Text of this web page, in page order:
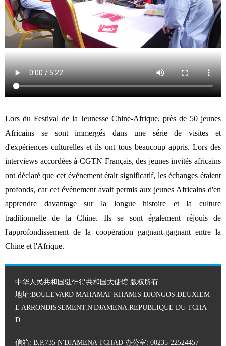
Lors du Festival de la Jeunesse Chine-Afrique, près de 50 jeunes
Africains se sont immergés dans une série de visites et
d'expériences culturelles et ils ont tous beaucoup appris. Lors des
interviews accordées à CGTN Français, des jeunes invités africains
ont déclaré que cet événement était significatif, les échanges étaient
profonds, car cet événement avait permis aux jeunes Africains d'en
apprendre davantage sur la longue histoire et la culture
traditionnelle de la Chine. Ils se sont également réjouis de
l'approfondissement de la coopération gagnant-gagnant entre la
Chine et l'Afrique.
中华人民共和国驻乍得共和国大使馆 版权所有
地址:BOULEVARD MAHAMAT KHAMIS DJONGOS.DEUXIEM
E ARRONDISSEMENT.N'DJAMENA.REPUBLIQUE DU TCHA
D
信箱: B.P.735 N'DJAMENA TCHAD 办公室: 00235-22524457